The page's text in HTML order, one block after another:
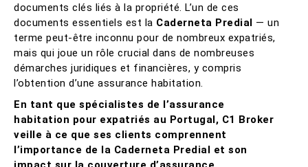
documents clés liés à la propriété. L’un de ces
documents essentiels est la Caderneta Predial — un
terme peut-être inconnu pour de nombreux expatriés,
mais qui joue un rôle crucial dans de nombreuses
démarches juridiques et financières, y compris
l’obtention d’une assurance habitation.
En tant que spécialistes de l’assurance
habitation pour expatriés au Portugal, C1 Broker
veille à ce que ses clients comprennent
l’importance de la Caderneta Predial et son